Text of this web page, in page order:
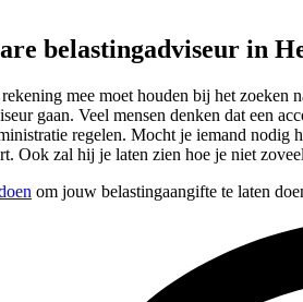
belastingadviseur in
mee moet houden bij het zoeken
gaan. Veel mensen denken dat een
regelen. Mocht je iemand
Ook zal hij je laten zien hoe je niet
om jouw belastingaangifte te laten